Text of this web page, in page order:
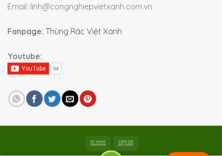
Email: linh@congnghiepvietxanh.com.vn
Fanpage: Thùng Rác Việt Xanh
Youtube: